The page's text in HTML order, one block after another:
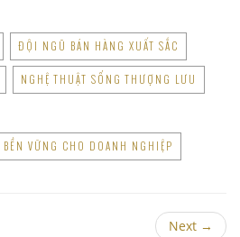
ĐỘI NGŨ BÁN HÀNG XUẤT SẮC
NGHỆ THUẬT SỐNG THƯỢNG LƯU
VỮNG CHO DOANH NGHIỆP
Next →